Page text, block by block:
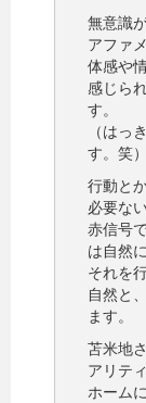
無意識
アファ
体感や
感じら
す。
（はっ
す。笑）
行動と
必要な
赤信号
は自然
それを
自然と
ます。
苫米地
アリテ
ホーム